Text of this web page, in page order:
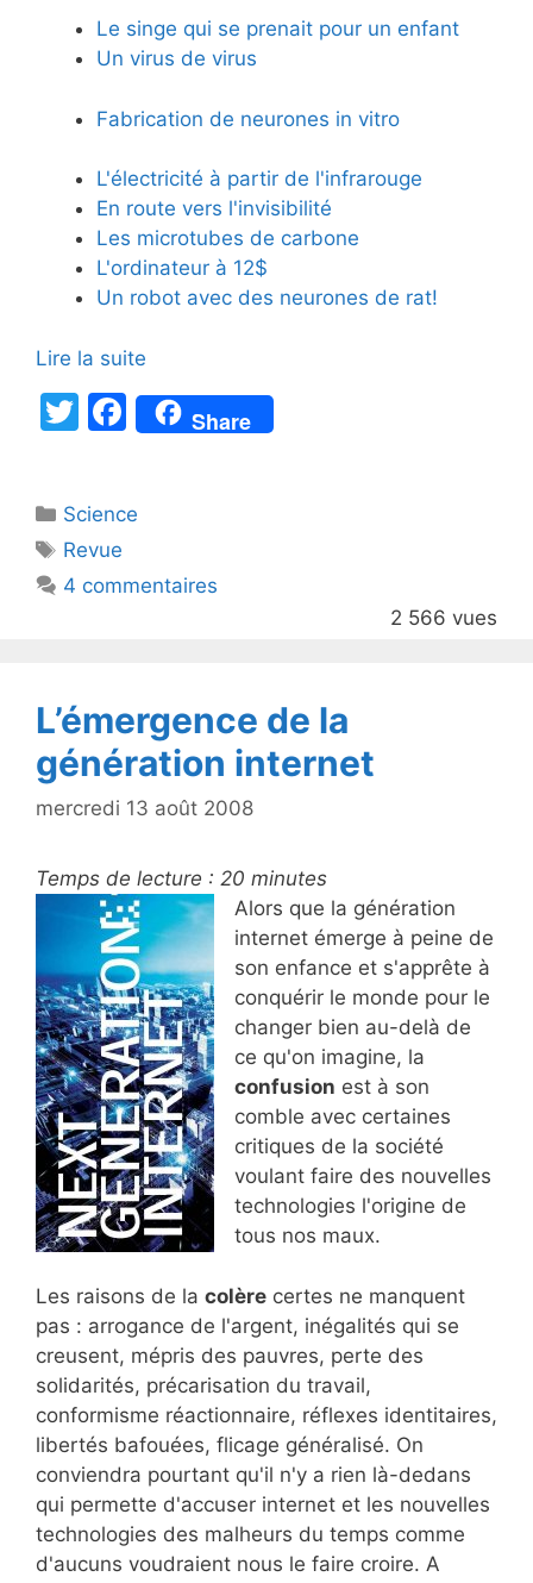
Le singe qui se prenait pour un enfant
Un virus de virus
Fabrication de neurones in vitro
L'électricité à partir de l'infrarouge
En route vers l'invisibilité
Les microtubes de carbone
L'ordinateur à 12$
Un robot avec des neurones de rat!
Lire la suite
T
er
F
a
e
o
Share
Catégories
Science
Étiquettes
Revue
4 commentaires
2 566 vues
L’émergence de la
génération internet
mercredi 13 août 2008
Temps de lecture : 20 minutes
Alors que la génération
internet émerge à peine de
son enfance et s'apprête à
conquérir le monde pour le
changer bien au-delà de
ce qu'on imagine, la
confusion est à son
comble avec certaines
critiques de la société
voulant faire des nouvelles
technologies l'origine de
tous nos maux.
Les raisons de la colère certes ne manquent
pas : arrogance de l'argent, inégalités qui se
creusent, mépris des pauvres, perte des
solidarités, précarisation du travail,
conformisme réactionnaire, réflexes identitaires,
libertés bafouées, flicage généralisé. On
conviendra pourtant qu'il n'y a rien là-dedans
qui permette d'accuser internet et les nouvelles
technologies des malheurs du temps comme
d'aucuns voudraient nous le faire croire. A